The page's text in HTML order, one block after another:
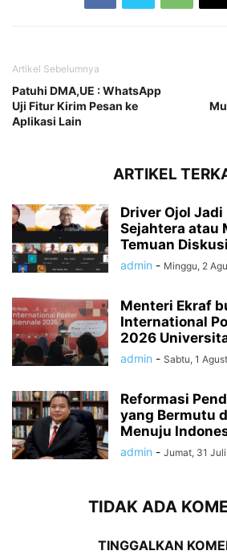
Artikel Sebelumnya
Patuhi DMA,UE : WhatsApp
Uji Fitur Kirim Pesan ke
Aplikasi Lain
ARTIKEL
Driver Ojol
Sejahtera atau
Temuan
admin - Minggu, 2
Menteri Ekraf
International
2026
admin - Sabtu, 1
Reformasi
yang Bermutu
Menuju
admin - Jumat, 31
TIDAK ADA
TINGGALKAN